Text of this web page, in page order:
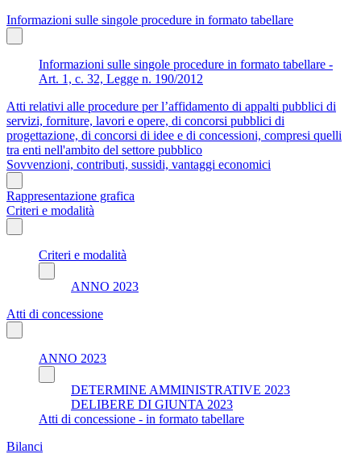
Informazioni sulle singole procedure in formato tabellare
Informazioni sulle singole procedure in formato tabellare -
Art. 1, c. 32, Legge n. 190/2012
Atti relativi alle procedure per l’affidamento di appalti pubblici di
servizi, forniture, lavori e opere, di concorsi pubblici di
progettazione, di concorsi di idee e di concessioni, compresi quelli
tra enti nell'ambito del settore pubblico
Sovvenzioni, contributi, sussidi, vantaggi economici
Rappresentazione grafica
Criteri e modalità
Criteri e modalità
ANNO 2023
Atti di concessione
ANNO 2023
DETERMINE AMMINISTRATIVE 2023
DELIBERE DI GIUNTA 2023
Atti di concessione - in formato tabellare
Bilanci